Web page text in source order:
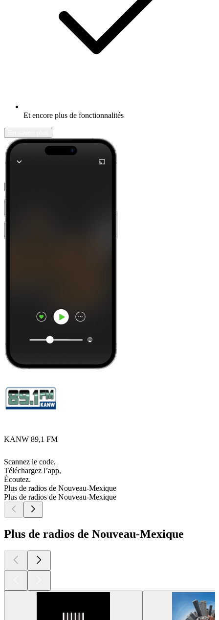
Et encore plus de fonctionnalités
KANW 89,1 FM
Scannez le code,
Téléchargez l’app,
Écoutez.
Plus de radios de Nouveau-Mexique
Plus de radios de Nouveau-Mexique
Plus de radios de Nouveau-Mexique